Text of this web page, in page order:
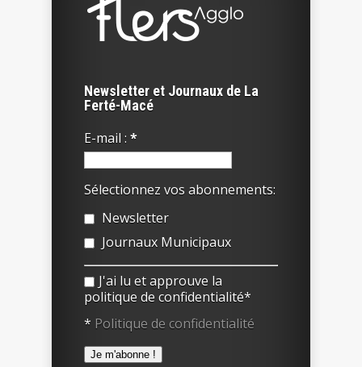
Newsletter et Journaux de La
Ferté-Macé
E-mail : *
Sélectionnez vos abonnements:
Newsletter
Journaux Municipaux
J'ai lu et approuve la
politique de confidentialité*
* Politique de confidentialité